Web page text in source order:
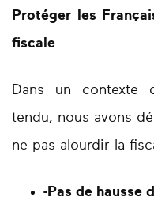
Protéger les
fiscale
Dans un contexte
tendu, nous avons
ne pas alourdir la
-Pas de hausse